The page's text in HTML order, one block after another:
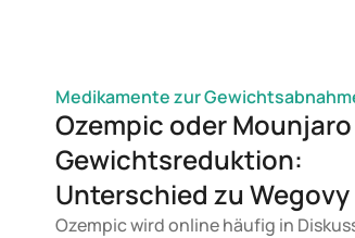
Medikamente zur
Ozempic oder
Gewichtsreduktion:
Unterschied zu Wegovy
Ozempic wird online häufig in